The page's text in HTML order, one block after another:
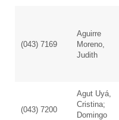
(043) 7169
Aguirre
Moreno,
Judith
(043) 7200
Agut Uyá,
Cristina;
Domingo